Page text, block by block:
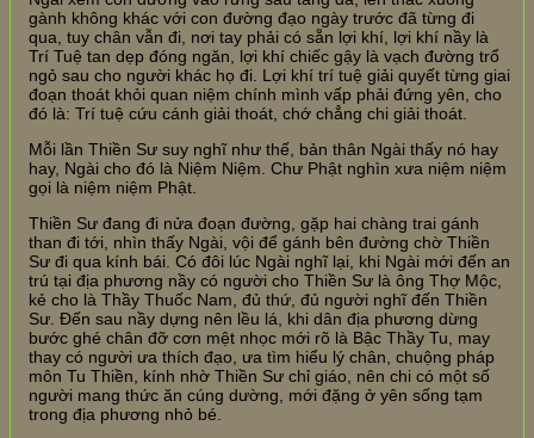
gành không khác với con đường đạo ngày trước đã từng đi
qua, tuy chân vẫn đi, nơi tay phải có sẵn lợi khí, lợi khí nầy là
Trí Tuệ tan dẹp đóng ngăn, lợi khí chiếc gậy là vạch đường trổ
ngỏ sau cho người khác họ đi. Lợi khí trí tuệ giải quyết từng giai
đoạn thoát khỏi quan niệm chính mình vấp phải đứng yên, cho
đó là: Trí tuệ cứu cánh giải thoát, chớ chẳng chi giải thoát.
Mỗi lần Thiền Sư suy nghĩ như thế, bản thân Ngài thấy nó hay
hay, Ngài cho đó là Niệm Niệm. Chư Phật nghìn xưa niệm niệm
gọi là niệm niệm Phật.
Thiền Sư đang đi nửa đoạn đường, gặp hai chàng trai gánh
than đi tới, nhìn thấy Ngài, vội để gánh bên đường chờ Thiền
Sư đi qua kính bái. Có đôi lúc Ngài nghĩ lại, khi Ngài mới đến an
trú tại địa phương nầy có người cho Thiền Sư là ông Thợ Mộc,
kẻ cho là Thầy Thuốc Nam, đủ thứ, đủ người nghĩ đến Thiền
Sư. Đến sau nầy dựng nên lều lá, khi dân địa phương dừng
bước ghé chân đỡ cơn mệt nhọc mới rõ là Bậc Thầy Tu, may
thay có người ưa thích đạo, ưa tìm hiểu lý chân, chuộng pháp
môn Tu Thiền, kính nhờ Thiền Sư chỉ giáo, nên chi có một số
người mang thức ăn cúng dường, mới đặng ở yên sống tạm
trong địa phương nhỏ bé.